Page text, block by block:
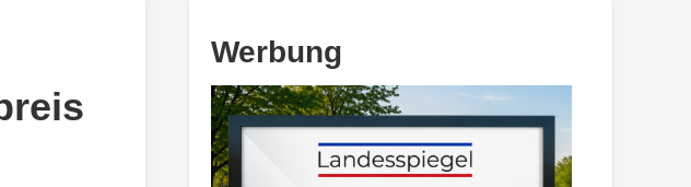
Werbung